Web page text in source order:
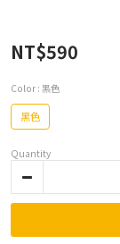
NT$590
Color : 黑色
黑色
Quantity